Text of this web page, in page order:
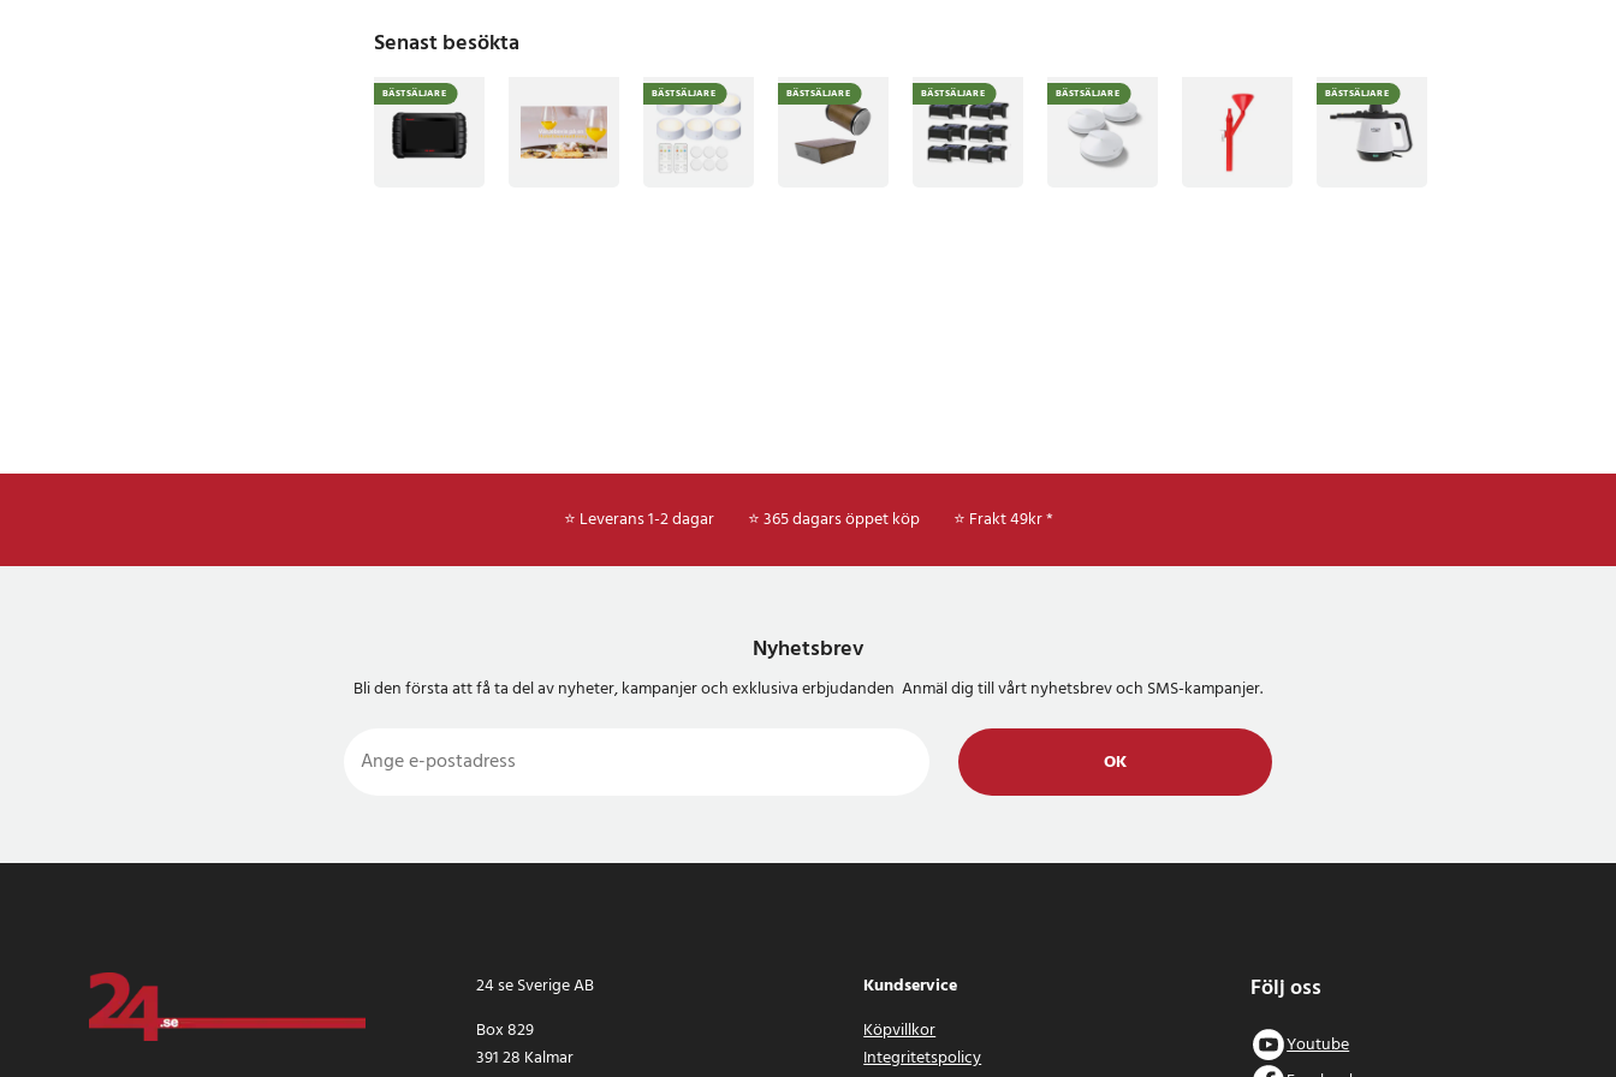
Senast besökta
BÄSTSÄLJARE BÄSTSÄLJARE BÄSTSÄLJARE BÄSTSÄLJARE BÄSTSÄLJARE BÄSTSÄLJARE
⭐ Leverans 1-2 dagar ⭐ 365 dagars öppet köp ⭐ Frakt 49kr *
Nyhetsbrev
Bli den första att få ta del av nyheter, kampanjer och exklusiva erbjudanden Anmäl dig till vårt nyhetsbrev och SMS-kampanjer.
OK
24 se Sverige AB
Box 829
391 28 Kalmar
Kundservice
Köpvillkor
Integritetspolicy
Följ oss
Youtube